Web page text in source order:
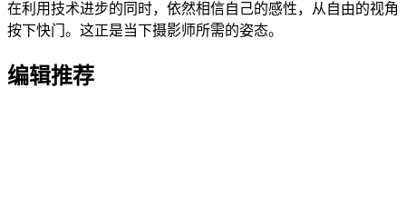
在利用技术进步的同时，依然相信自己的感性，从自由的视角
按下快门。这正是当下摄影师所需的姿态。
编辑推荐